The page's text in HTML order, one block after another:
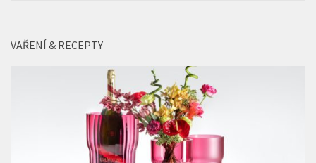
VAŘENÍ & RECEPTY